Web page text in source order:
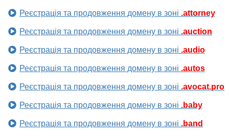
Реєстрація та продовження домену в зоні .attorney
Реєстрація та продовження домену в зоні .auction
Реєстрація та продовження домену в зоні .audio
Реєстрація та продовження домену в зоні .autos
Реєстрація та продовження домену в зоні .avocat.pro
Реєстрація та продовження домену в зоні .baby
Реєстрація та продовження домену в зоні .band